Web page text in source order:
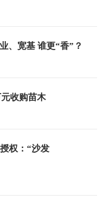
、宽基 谁更“香”？
收购苗木
权：“沙发